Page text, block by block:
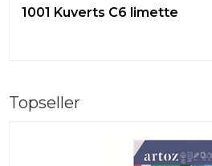
1001 Kuverts C6 limette
Topseller